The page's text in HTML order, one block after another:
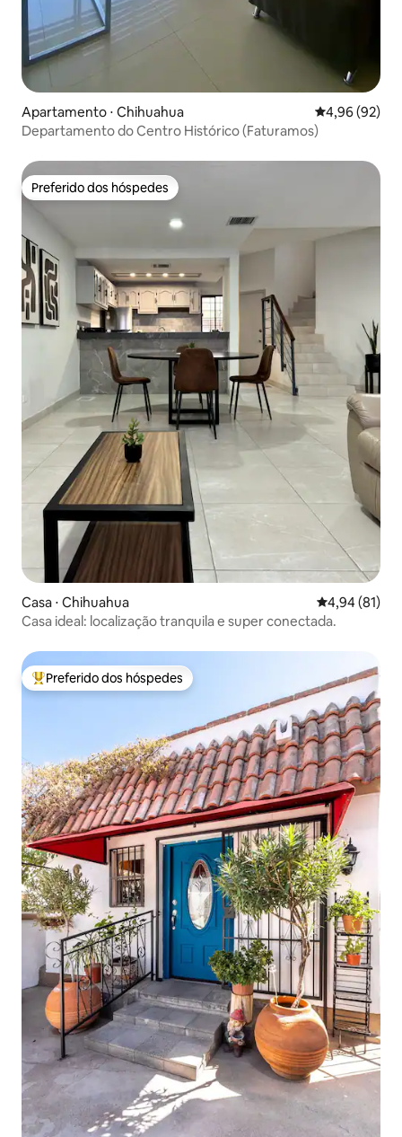
Apartamento ⋅ Chihuahua 4,96 de uma
4,96 (92)
Departamento do Centro Histórico (Faturamos)
Preferido dos hóspedes
Preferido dos hóspedes
Casa ⋅ Chihuahua 4,94 de uma
4,94 (81)
Casa ideal: localização tranquila e super conectada.
Entre os melhores preferidos dos hóspedes
Preferido dos hóspedes